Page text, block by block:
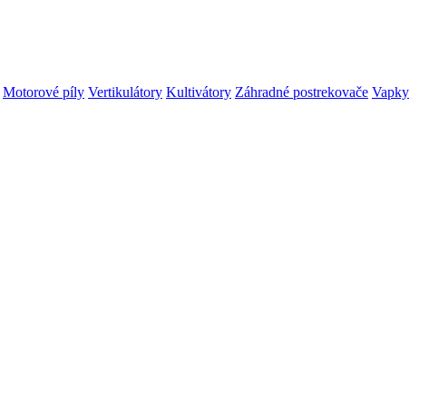
Motorové píly Vertikulátory Kultivátory Záhradné postrekovače Vapky